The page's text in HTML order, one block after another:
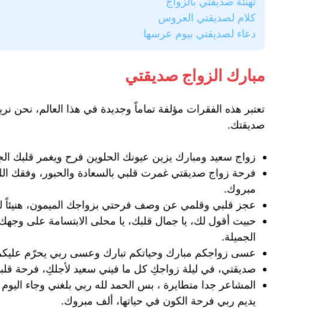
كلام لصديقتي العروس
دعاء لصديقتي بيوم عرسها
مبارك الزواج صديقتي
تعتبر هذه الفقرات مؤلفة تماماً وجديدة في هذا العالم،
صديقتك.
زواج سعيد ومبارك يزين عيونك الحلوين فرح ويغمر
فرحة زواج صديقتي غمرت قلبي بالسعادة والحبور، وفقك
مبروك.
عجز قلبي وقلمي عن وصف فرحتي‬⁩ بزواجك الميمون، هنيئاً
حبيت أقول لك، يا جمال قلبك، يا محلى الابتسامة على
الجميلة.
عسى زواجكم مبارك وحياتكم تبارك وعسى ربي يحرّم عليكم
صديقتي، في ليلة زواجكِ كل ما فيني سعيد لأجلكِ، فرحة
المشاعر جدا متطايرة
يديم ربي فرحة الكون في حياتها، ألف مبروك.